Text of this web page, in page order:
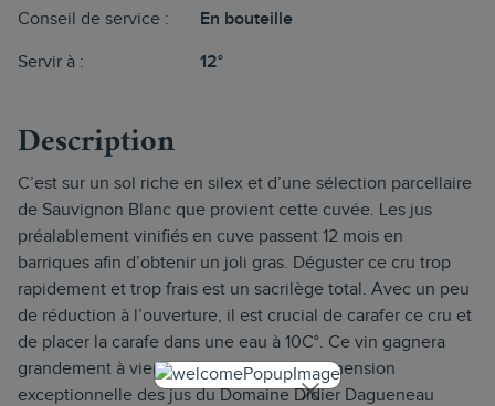
Conseil de service : En bouteille
Servir à : 12°
Description
C’est sur un sol riche en silex et d’une sélection parcellaire
de Sauvignon Blanc que provient cette cuvée. Les jus
préalablement vinifiés en cuve passent 12 mois en
barriques afin d’obtenir un joli gras. Déguster ce cru trop
rapidement et trop frais est un sacrilège total. Avec un peu
de réduction à l’ouverture, il est crucial de carafer ce cru et
de placer la carafe dans une eau à 10C°. Ce vin gagnera
grandement à vieillir en cave. Toute la dimension
exceptionnelle des jus du Domaine Didier Dagueneau